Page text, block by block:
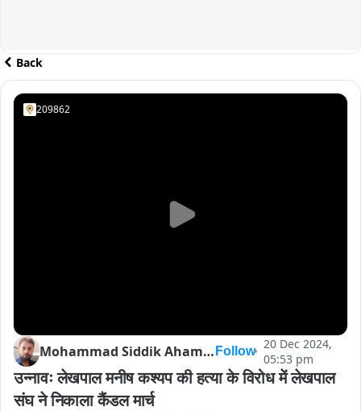
Back
209862
Mohammad Siddik Ahamad Follow
20 Dec 2024,
05:53 pm
उन्नावः लेखपाल मनीष कश्यप की हत्या के विरोध में लेखपाल
संघ ने निकाला कैंडल मार्च